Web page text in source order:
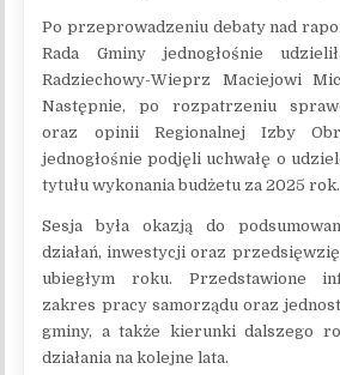
Po przeprowadzeniu debaty nad
Rada Gminy jednogłośnie
Radziechowy-Wieprz Maciejowi
Następnie, po rozpatrzeniu
oraz opinii Regionalnej Izby
jednogłośnie podjęli uchwałę o
tytułu wykonania budżetu za 2025 rok.
Sesja była okazją do
działań, inwestycji oraz
ubiegłym roku. Przedstawione
zakres pracy samorządu oraz
gminy, a także kierunki dalszego
działania na kolejne lata.